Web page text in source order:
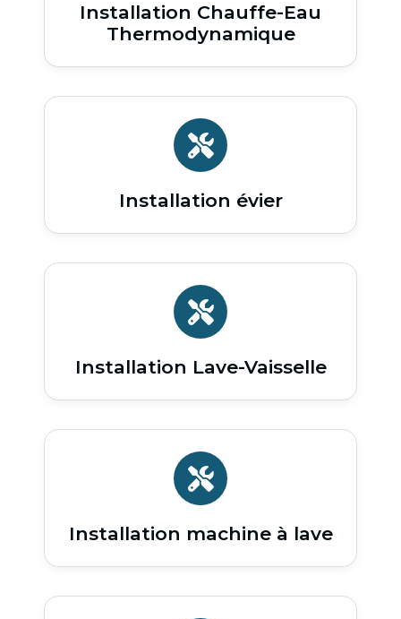
Installation Chauffe-Eau
Thermodynamique
Installation évier
Installation Lave-Vaisselle
Installation machine à lave